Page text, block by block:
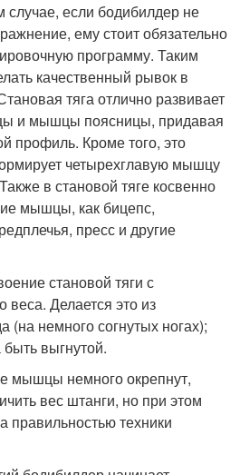
случае, если бодибилдер не
ему стоит обязательно
программу. Таким
качественный рывок в
тяга отлично развивает
и мышцы поясницы, придавая
профиль. Кроме того, это
четырехглавую мышцу
в становой тяге косвенно
мышцы, как бицепс,
пресс и другие
становой тяги с
веса. Делается это из
(на немного согнутых ногах);
выгнутой.
мышцы немного окрепнут,
вес штанги, но при этом
правильностью техники